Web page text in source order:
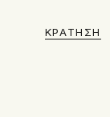
ΚΡΆΤΗΣΗ